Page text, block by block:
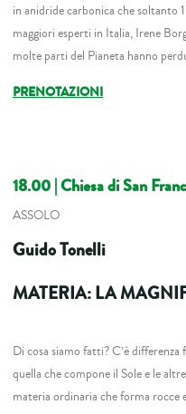
in anidride carbonica che soltanto
maggiori esperti in Italia, Irene
molte parti del Pianeta hanno
PRENOTAZIONI
18.00| Chiesa di San
ASSOLO
Guido Tonelli
MATERIA: LA
Di cosa siamo fatti? C’è
quella che compone il Sole e le
materia ordinaria che forma rocce